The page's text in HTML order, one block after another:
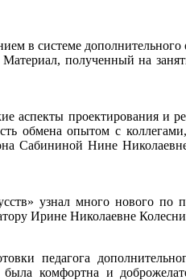
в системе дополнительного
полученный на
проектирования и
обмена опытом с
Сабининой Нине
узнал много нового по
Ирине Николаевне
педагога
комфортна и